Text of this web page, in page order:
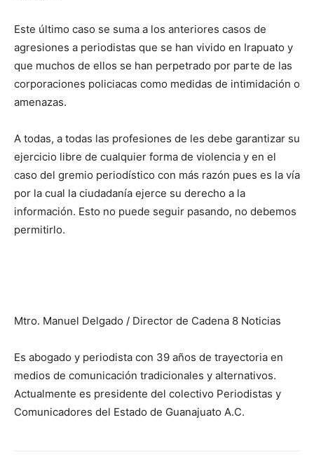
Este último caso se suma a los anteriores casos de
agresiones a periodistas que se han vivido en Irapuato y
que muchos de ellos se han perpetrado por parte de las
corporaciones policiacas como medidas de intimidación o
amenazas.
A todas, a todas las profesiones de les debe garantizar su
ejercicio libre de cualquier forma de violencia y en el
caso del gremio periodístico con más razón pues es la vía
por la cual la ciudadanía ejerce su derecho a la
información. Esto no puede seguir pasando, no debemos
permitirlo.
Mtro. Manuel Delgado / Director de Cadena 8 Noticias
Es abogado y periodista con 39 años de trayectoria en
medios de comunicación tradicionales y alternativos.
Actualmente es presidente del colectivo Periodistas y
Comunicadores del Estado de Guanajuato A.C.